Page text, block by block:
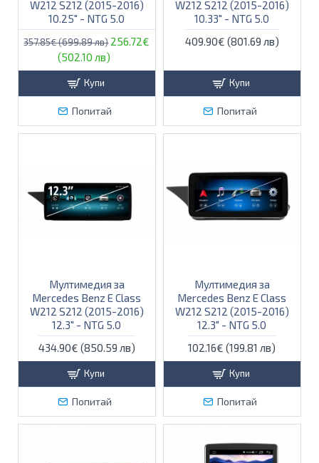
W212 S212 (2015-2016)
10.25″ - NTG 5.0
357.85€ (699.89 лв) 256.72€
(502.10 лв)
Купи
Попитай
W212 S212 (2015-2016)
10.33" - NTG 5.0
409.90€ (801.69 лв)
Купи
Попитай
Мултимедия за
Mercedes Benz E Class
W212 S212 (2015-2016)
12.3" - NTG 5.0
434.90€ (850.59 лв)
Купи
Попитай
Мултимедия за
Mercedes Benz E Class
W212 S212 (2015-2016)
12.3″ - NTG 5.0
102.16€ (199.81 лв)
Купи
Попитай